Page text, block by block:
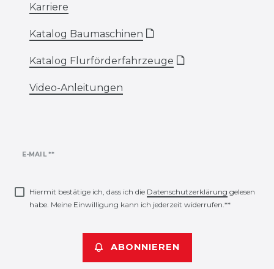
Karriere
Katalog Baumaschinen 🗋
Katalog Flurförderfahrzeuge 🗋
Video-Anleitungen
E-MAIL **
Newsletter
Hiermit bestätige ich, dass ich die Daten­schutz­erklärung gelesen
habe. Meine Einwilligung kann ich jederzeit widerrufen.**
ABONNIEREN